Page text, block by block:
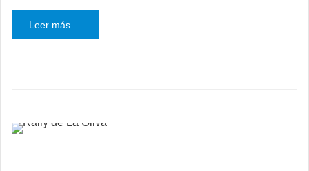
Leer más ...